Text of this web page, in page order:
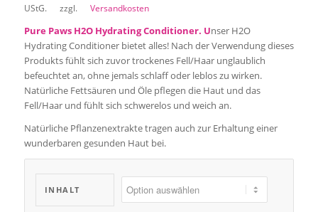
UStG.
zzgl. Versandkosten
Pure PawsH2O Hydrating Conditioner. Unser H2O
Hydrating Conditioner bietet alles! Nach der Verwendung dieses
Produkts fühlt sich zuvor trockenes Fell/Haar unglaublich
befeuchtet an, ohne jemals schlaff oder leblos zu wirken.
Natürliche Fettsäuren und Öle pflegen die Haut und das
Fell/Haar und fühlt sich schwerelos und weich an.
Natürliche Pflanzenextrakte tragen auch zur Erhaltung einer
wunderbaren gesunden Haut bei.
INHALT